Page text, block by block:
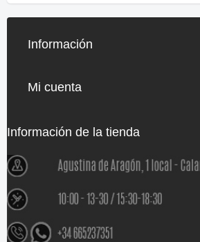
Información
Mi cuenta
Información de la tienda